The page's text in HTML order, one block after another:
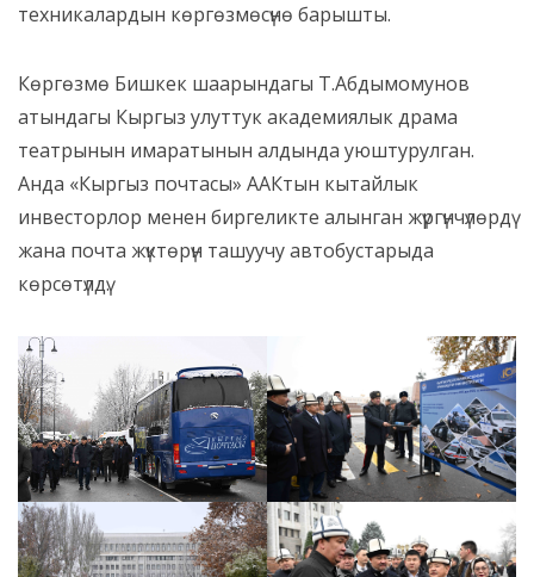
техникалардын көргөзмөсүнө барышты.
Көргөзмө Бишкек шаарындагы Т.Абдымомунов
атындагы Кыргыз улуттук академиялык драма
театрынын имаратынын алдында уюштурулган.
Анда «Кыргыз почтасы» ААКтын кытайлык
инвесторлор менен биргеликте алынган жүргүнчүлөрдү
жана почта жүктөрүн ташуучу автобустарыда
көрсөтүлдү.